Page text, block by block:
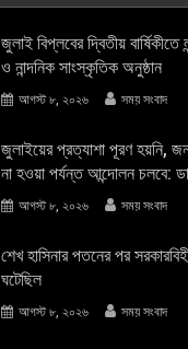
জুলাই বিপ্লবের দ্বিতীয়
ও নান্দনিক সাংস্কৃতিক অনুষ্ঠান
আগস্ট ৮, ২০২৬ সময় সংবাদ
জুলাইয়ের প্রত্যাশা পূরণ হয়নি,
না হওয়া পর্যন্ত আন্দোলন চলবে:
আগস্ট ৮, ২০২৬ সময় সংবাদ
শেখ হাসিনার পতনের পর
ঘটেছিল
আগস্ট ৮, ২০২৬ সময় সংবাদ